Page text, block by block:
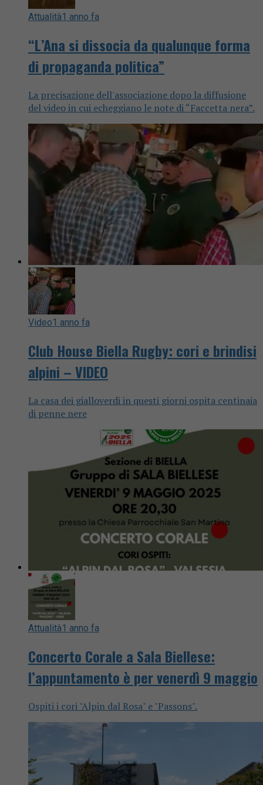
Attualità1 anno fa
“L’Ana si dissocia da qualunque forma
di propaganda politica”
La precisazione dell'associazione dopo la diffusione
del video in cui echeggiano le note di “Faccetta nera”.
Video1 anno fa
Club House Biella Rugby: cori e brindisi
alpini – VIDEO
La casa dei gialloverdi in questi giorni ospita centinaia
di penne nere
Attualità1 anno fa
Concerto Corale a Sala Biellese:
l’appuntamento è per venerdì 9 maggio
Ospiti i cori "Alpin dal Rosa" e "Passons".